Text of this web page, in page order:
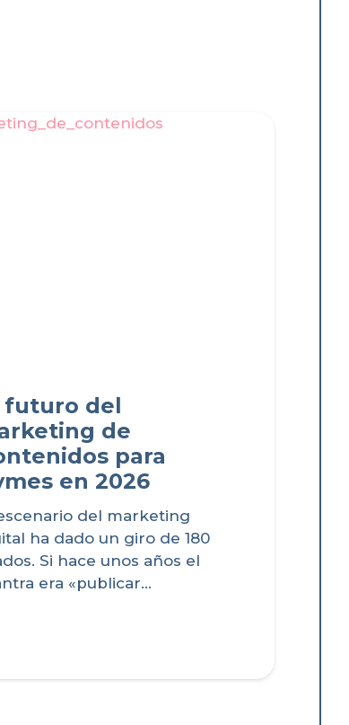
futuro del
de
para
en 2026
del marketing
ha dado un giro de 180
Si hace unos años el
era «publicar…